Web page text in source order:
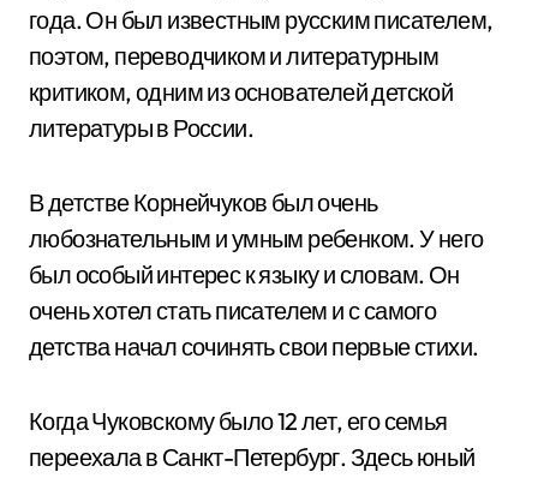
года. Он был известным русским писателем,
поэтом, переводчиком и литературным
критиком, одним из основателей детской
литературы в России.
В детстве Корнейчуков был очень
любознательным и умным ребенком. У него
был особый интерес к языку и словам. Он
очень хотел стать писателем и с самого
детства начал сочинять свои первые стихи.
Когда Чуковскому было 12 лет, его семья
переехала в Санкт-Петербург. Здесь юный